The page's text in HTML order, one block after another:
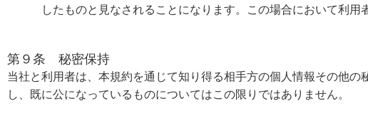
したものと見なされることになります。この場合において利用
第９条 秘密保持
当社と利用者は、本規約を通じて知り得る相手方の個人情報その他
し、既に公になっているものについてはこの限りではありません。